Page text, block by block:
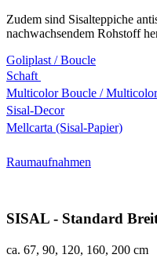
Zudem sind Sisalteppiche
nachwachsendem Rohstoff
Goliplast / Boucle
Schaft
Multicolor Boucle /
Sisal-Decor
Mellcarta (Sisal-Papier)
Raumaufnahmen
SISAL - Standard
ca. 67, 90, 120, 160, 200 cm